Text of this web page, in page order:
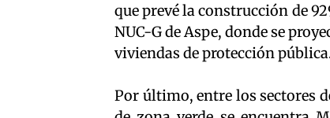
que prevé la construcción de
NUC-G de Aspe, donde se
viviendas de protección
Por último, entre los sectores